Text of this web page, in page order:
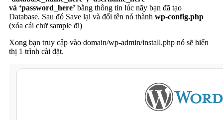
và ‘password_here’ bằng thông tin lúc nãy bạn đã tạo
Database. Sau đó Save lại và đổi tên nó thành wp-config.php
(xóa cái chữ sample đi)
Xong bạn truy cập vào domain/wp-admin/install.php nó sẽ hiển
thị 1 trình cài đặt.